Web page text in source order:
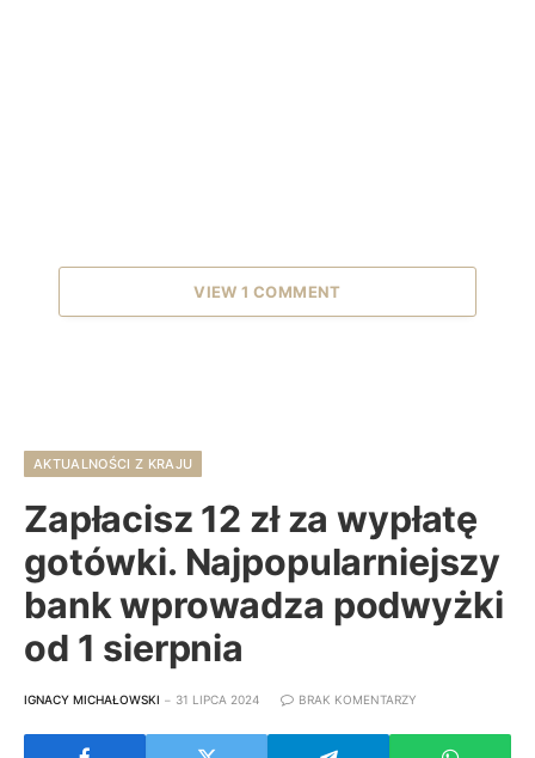
VIEW 1 COMMENT
AKTUALNOŚCI Z KRAJU
Zapłacisz 12 zł za wypłatę
gotówki. Najpopularniejszy
bank wprowadza podwyżki
od 1 sierpnia
IGNACY MICHAŁOWSKI 31 LIPCA 2024 BRAK KOMENTARZY